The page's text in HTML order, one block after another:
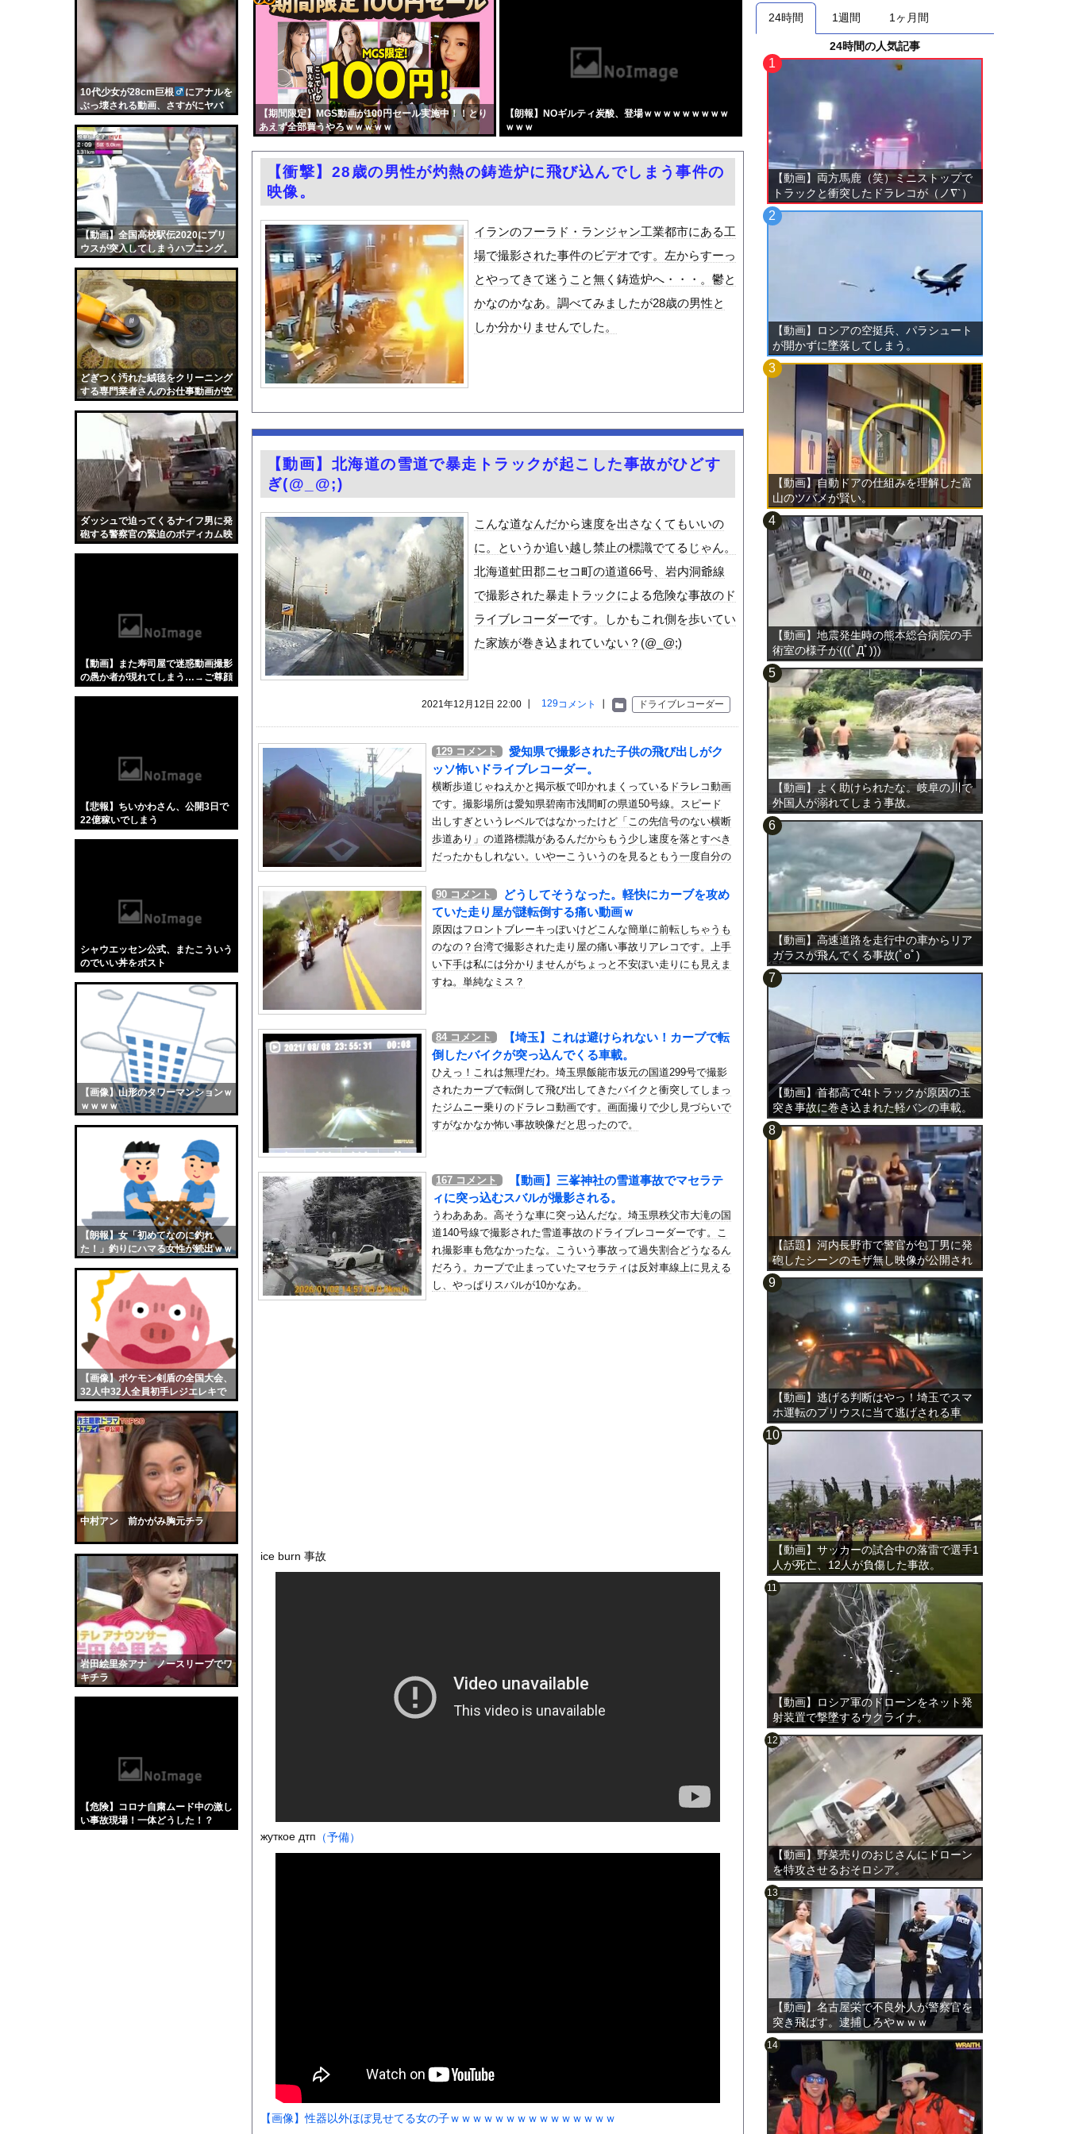
10代少女が28cm巨根
にアナルを
ぶっ壊される動画、さすがにヤバ
【動画】全国高校駅伝2020にプリ
ウスが突入してしまうハプニング。
どぎつく汚れた絨毯をクリーニング
する専門業者さんのお仕事動画が空
ダッシュで迫ってくるナイフ男に発
砲する警察官の緊迫のボディカム映
【動画】また寿司屋で迷惑動画撮影
の愚か者が現れてしまう…→ご尊顔
【悲報】ちいかわさん、公開3日で
22億稼いでしまう
シャウエッセン公式、またこういう
のでいい丼をポスト
【画像】山形のタワーマンションｗ
ｗｗｗｗ
【朗報】女「初めてなのに釣れ
た！」釣りにハマる女性が続出ｗｗ
【画像】ポケモン剣盾の全国大会、
32人中32人全員初手レジエレキで
中村アン 前かがみ胸元チラ
岩田絵里奈アナ ノースリーブでワ
キチラ
【危険】コロナ自粛ムード中の激し
い事故現場！一体どうした！？
コメ卸大手さん、営業利益83％減 高値で買い込んだ米が売れず「損切り祭り」開幕へ
ソクミルが夏休みおばちゃんAV70％OFFセールを開催 part2
【動画】戦犯はどっち？ｗｗｗｗｗｗｗｗｗｗｗｗｗｗｗｗｗｗｗｗ
税務署職員(25) 、おばちゃんから貰った小遣い（1億5000万）を競艇に全ツッパし...
【60時間⇒150円】コスパ最強50タイトル3526分収録発見！グラドル流出ほかがセ...
【動画】エアコン業者「エアコンスプレー使っても室内に風を送り込んでるファンは汚いまま...
「私は入りません、 事故起こさなきゃいい」と保険加入を勧められた推し活民が反発、保険...
"テレビ大好き"高齢者の｢テレビ離れ｣が始まった…10代後半～20代の約7割が"...
お前らがメイドイン韓国で認めてるもの 「キムチ」あと3つは？
エロ漫画『冥婚の花嫁』をrawやhitomiを使わずに無料で読む方法│五梅
路上駐車経験率が過去最少の21%へ低下！タイムズ会員にアンケート
中国「大洪水！」三峡ダム「9門開放！（全力放流」中国都市「三峡沿線の道路水没」中国政...
職場の人妻と不倫をして、ついに、、、
韓国国会、サッカー前代表監督を追及「なぜ負けたのか」
日本旅行キャンセルすべきか…1万年ぶり史上最大級の火山の兆し＝韓国の反応
うちのネコが目の前にいた。私が上に物を投げるフリをする → 猫はこうなります…
【速報】北海道江別大学生殺人事件、主犯格の川口被告(19)に無期懲役の判決←これ、妥...
【画像】謎の中華料理来たったｗｗｗｗｗｗｗ
【画像】思春期の娘に「キモッ」と言われたお父さん、グレる・・・
韓国サッカー界 W杯やオリンピック等で外国人審判員に女性を派遣し性的サービスで買収し...
【画像】のんさん(31)のミニスカ生脚姿が意外とエロいと話題
安藤萌々アナ セクシーポーズ！！
『悪役令嬢転生おじさん』6話感想 モブ令嬢に絡まれるアンナ！
【悲報】ラッパーさん、札束披露するもネット民から新社会人の初ボーナスくらいしかないと...
【悲報】BYDの軽EVラッコを自動車評論家が褒めてる日本、中国人からは馬鹿にされてる...
グラビア界の“がん攻めルーキー”三園響子にがん攻めされたいよな！
今の時期 河口で釣れる美味い魚教えて
【Xの車窓から】オービスかと思ったら野生の炊飯器で草 ほか
【ポロリ悲話】ネットで拡散してるおっぱいポロリ動画、何故か叩かれる・・・
【衝撃】「かわいい虫」ランキング、ついに発表される
左翼市民団体、広島では通用せず「人殺しの汚い足で広島の土を踏むな！」→広島県民「お前...
もう先が長くないと20代で宣告された友達A。「会いに来てほしい」と言うので彼女の好き...
【衝撃】「ガンダムシリーズ史上1番不人気だと思う主人公」がこちらｗｗｗｗこの主人公は...
【J2第1節 札幌×徳島】札幌がホームでの開幕戦を制し5年ぶり白星発進！新加入のペイ...
【COBRA】ストームコレクティブルズ「コブラ スペシャルエディション」アクションフ...
【ワンピース】ゾロ「女だぞ」エネル「見ればわかる」←ここ好きすぎるｗｗｗｗｗｗｗｗｗ...
【動画】両方馬鹿（笑）ミニストップでトラックと衝突したドラレコが（ノ∇`）
【朗報】冨里奈央のバスト、もう大変なことになってるって...
【恐怖】手術中に熊本地震直撃した映像がやばすぎ・・・
PCA、WAR8.0ｗｗｗｗｗｗｗｗｗｗｗｗ
【悲報】ワンピースの「ニカニカの実」を未だに受け入れられてない奴ｗｗｗｗｗ
【画像】実写版みいちゃんを家に住ませてあげた結果wwwwwwww
キャデラックF1、致命的なブレーキ問題の原因が明らかになるも解決には至っておらずめど...
【画像】 テレ朝の気象予報士さん、意外と小さかった
PTA会長「PTA参加拒否した親へ最終警告。こうなってもいい？」
【画像】おまえらくんの机がこの女の子の椅子にされてたらｗｗｗ
【画像】この女優さん、可愛すぎる
【朗報】齋藤飛鳥、前屈みで完全に見えてる動画が拡散されてしまう…
海外「日本よ、お前がナンバーワンだ」 熊本地震直後の日本の対応のスピードに世界が衝撃
勇気を出して白人美女にチン凸したアジア人短小男
、爆笑されてしまうｗｗｗ
10年もの間浮気してた嫁。まさかと思い長男のDNA鑑定をするがいいな？と問うと、元嫁...
ウクライナ侵攻以降、ロシア軍兵士のHIV感染が2000％急増…ウクライナメディア！
【配信者】「金バエ」のSNS更新が1週間途絶え、様々な憶測が飛び交う。1週間ぶりの投...
【画像】女の子「危機管理フォーーーーム！！！」
地面に空いた深さ約4mの穴、そこには「謎の文字が刻まれた宇宙服の遺体」が…… 196...
韓国人「安貞桓が韓国代表に激怒！『惨憺たる結果、徹底的な刷新が必要だ』と監督や協会を...
ケンタッキーとか言う唐揚げ屋ｗｗｗｗｗ
【画像】このAVが性癖ブッ刺さりで精子ドクドク作られるわｗｗｗｗ
【動画】タイのティパンコーン王子が日本人女性とデートか？
【期間限定】MGS動画が100円セール実施中！！とり
あえず全部買うやろｗｗｗｗｗ
【朗報】NOギルティ炭酸、登場ｗｗｗｗｗｗｗｗｗ
ｗｗｗ
コテ
ンク
自動
更新
【衝撃】28歳の男性が灼熱の鋳造炉に飛び込んでしまう事件の
映像。
イランのフーラド・ランジャン工業都市にある工
場で撮影された事件のビデオです。左からすーっ
とやってきて迷うこと無く鋳造炉へ・・・。鬱と
かなのかなあ。調べてみましたが28歳の男性と
しか分かりませんでした。
【動画】北海道の雪道で暴走トラックが起こした事故がひどす
ぎ(@_@;)
こんな道なんだから速度を出さなくてもいいの
に。というか追い越し禁止の標識でてるじゃん。
北海道虻田郡ニセコ町の道道66号、岩内洞爺線
で撮影された暴走トラックによる危険な事故のド
ライブレコーダーです。しかもこれ側を歩いてい
た家族が巻き込まれていない？(@_@;)
ドライブレコーダー
129コメント
2021年12月12日 22:00 ┃
129 コメント
愛知県で撮影された子供の飛び出しがク
ッソ怖いドライブレコーダー。
横断歩道じゃねえかと掲示板で叩かれまくっているドラレコ動画
です。撮影場所は愛知県碧南市浅間町の県道50号線。スピード
出しすぎというレベルではなかったけど「この先信号のない横断
歩道あり」の道路標識があるんだからもう少し速度を落とすべき
だったかもしれない。いやーこういうのを見るともう一度自分の
90 コメント
どうしてそうなった。軽快にカーブを攻め
ていた走り屋が謎転倒する痛い動画ｗ
原因はフロントブレーキっぽいけどこんな簡単に前転しちゃうも
のなの？台湾で撮影された走り屋の痛い事故リアレコです。上手
い下手は私には分かりませんがちょっと不安ぽい走りにも見えま
すね。単純なミス？
84 コメント
【埼玉】これは避けられない！カーブで転
倒したバイクが突っ込んでくる車載。
ひえっ！これは無理だわ。埼玉県飯能市坂元の国道299号で撮影
されたカーブで転倒して飛び出してきたバイクと衝突してしまっ
たジムニー乗りのドラレコ動画です。画面撮りで少し見づらいで
すがなかなか怖い事故映像だと思ったので。
167 コメント
【動画】三峯神社の雪道事故でマセラテ
ィに突っ込むスバルが撮影される。
うわあああ。高そうな車に突っ込んだな。埼玉県秩父市大滝の国
道140号線で撮影された雪道事故のドライブレコーダーです。こ
れ撮影車も危なかったな。こういう事故って過失割合どうなるん
だろう。カーブで止まっていたマセラティは反対車線上に見える
し、やっぱりスバルが10かなあ。
ice burn 事故
жуткое дтп （予備）
【画像】性器以外ほぼ見せてる女の子ｗｗｗｗｗｗｗｗｗｗｗｗｗｗｗ
24時間 1週間 1ヶ月間
24時間の人気記事
【動画】両方馬鹿（笑）ミニストップで
トラックと衝突したドラレコが（ノ∇`）
【動画】ロシアの空挺兵、パラシュート
が開かずに墜落してしまう。
【動画】自動ドアの仕組みを理解した富
山のツバメが賢い。
【動画】地震発生時の熊本総合病院の手
術室の様子が(((ﾟДﾟ)))
【動画】よく助けられたな。岐阜の川で
外国人が溺れてしまう事故。
【動画】高速道路を走行中の車からリア
ガラスが飛んでくる事故(ﾟoﾟ)
【動画】首都高で4tトラックが原因の玉
突き事故に巻き込まれた軽バンの車載。
【話題】河内長野市で警官が包丁男に発
砲したシーンのモザ無し映像が公開され
る。
【動画】逃げる判断はやっ！埼玉でスマ
ホ運転のプリウスに当て逃げされる車
載。
【動画】サッカーの試合中の落雷で選手1
人が死亡、12人が負傷した事故。
【動画】ロシア軍のドローンをネット発
射装置で撃墜するウクライナ。
【動画】野菜売りのおじさんにドローン
を特攻させるおそロシア。
【動画】名古屋栄で不良外人が警察官を
突き飛ばす。逮捕しろやｗｗｗ